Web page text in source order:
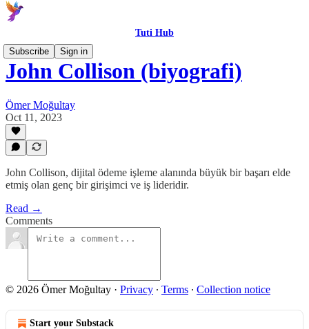
Tuti Hub
Subscribe
Sign in
John Collison (biyografi)
Ömer Moğultay
Oct 11, 2023
John Collison, dijital ödeme işleme alanında büyük bir başarı elde
etmiş olan genç bir girişimci ve iş lideridir.
Read →
Comments
© 2026 Ömer Moğultay · Privacy ∙ Terms ∙ Collection notice
Start your Substack